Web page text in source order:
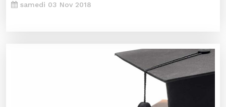
samedi 03 Nov 2018